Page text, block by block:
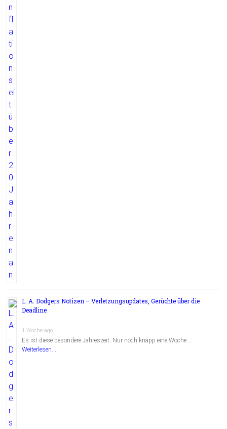
L. A. Dodgers Notizen – Verletzungsupdates, Gerüchte über die
Deadline
1 Woche ago
Es ist diese besondere Jahreszeit. Nur noch knapp eine Woche …
Weiterlesen...